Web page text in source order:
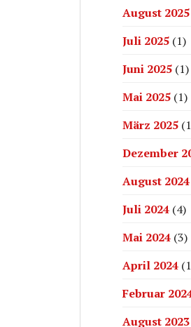
August 2025
Juli 2025 (1)
Juni 2025 (1)
Mai 2025 (1)
März 2025
Dezember
August 2024
Juli 2024 (4)
Mai 2024 (3)
April 2024
Februar
August 2023